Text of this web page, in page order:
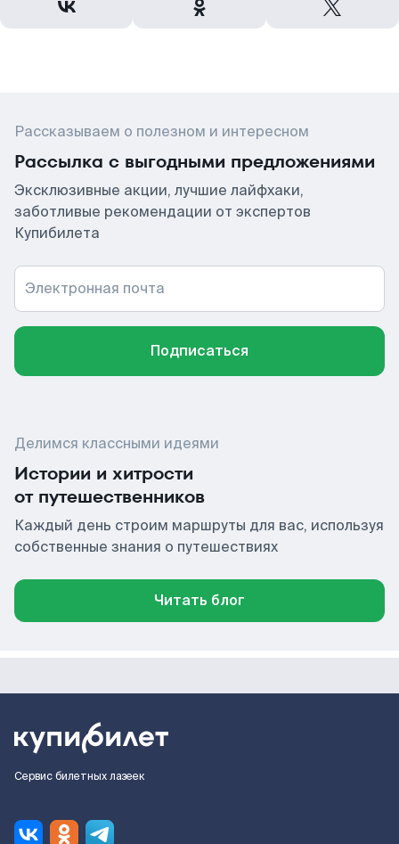
Рассказываем о полезном и интересном
Рассылка с выгодными предложениями
Эксклюзивные акции, лучшие лайфхаки,
заботливые рекомендации от экспертов
Купибилета
Электронная почта
Подписаться
Делимся классными идеями
Истории и хитрости
от путешественников
Каждый день строим маршруты для вас, используя
собственные знания о путешествиях
Читать блог
Сервис билетных лазеек